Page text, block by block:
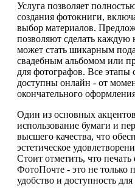
Услуга позволяет
создания фотокниги,
выбор материалов.
позволяют сделать
может стать шикарным
свадебным альбомом или
для фотографов. Все этапы
доступны онлайн - от
окончательного оформления
Один из основных
использование бумаги и
высшего качества, что
эстетическое
Стоит отметить, что
ФотоПочте - это не только
удобство и доступность